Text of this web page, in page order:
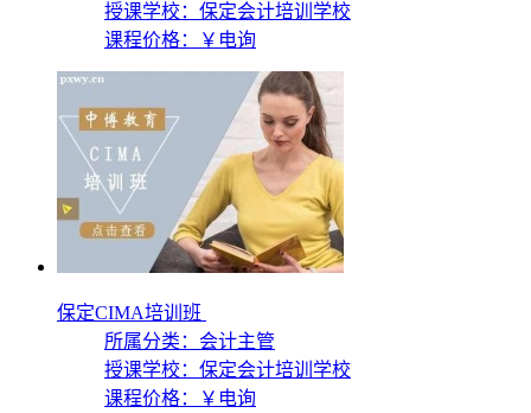
授课学校： 保定会计培训学校
课程价格：
￥电询
保定CIMA培训班
所属分类：会计主管
授课学校： 保定会计培训学校
课程价格：
￥电询